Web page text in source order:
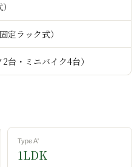
定ラック式）
台・ミニバイク4台）
Type A'
1LDK